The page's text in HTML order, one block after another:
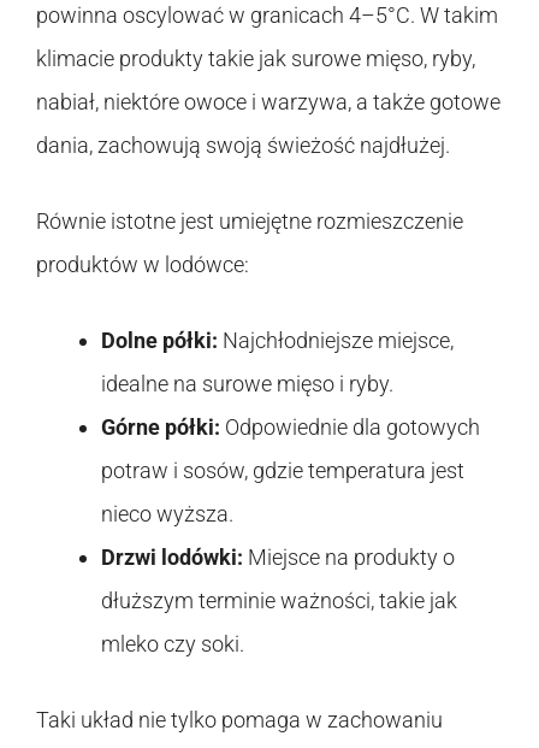
powinna oscylować w granicach 4–5°C. W takim
klimacie produkty takie jak surowe mięso, ryby,
nabiał, niektóre owoce i warzywa, a także gotowe
dania, zachowują swoją świeżość najdłużej.
Równie istotne jest umiejętne rozmieszczenie
produktów w lodówce:
Dolne półki: Najchłodniejsze miejsce,
idealne na surowe mięso i ryby.
Górne półki: Odpowiednie dla gotowych
potraw i sosów, gdzie temperatura jest
nieco wyższa.
Drzwi lodówki: Miejsce na produkty o
dłuższym terminie ważności, takie jak
mleko czy soki.
Taki układ nie tylko pomaga w zachowaniu